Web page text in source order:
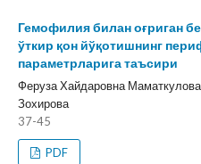
Гемофилия билан оғриган
ўткир қон йўқотишнинг
параметрларига таъсири
Феруза Хайдаровна
Зохирова
37-45
PDF